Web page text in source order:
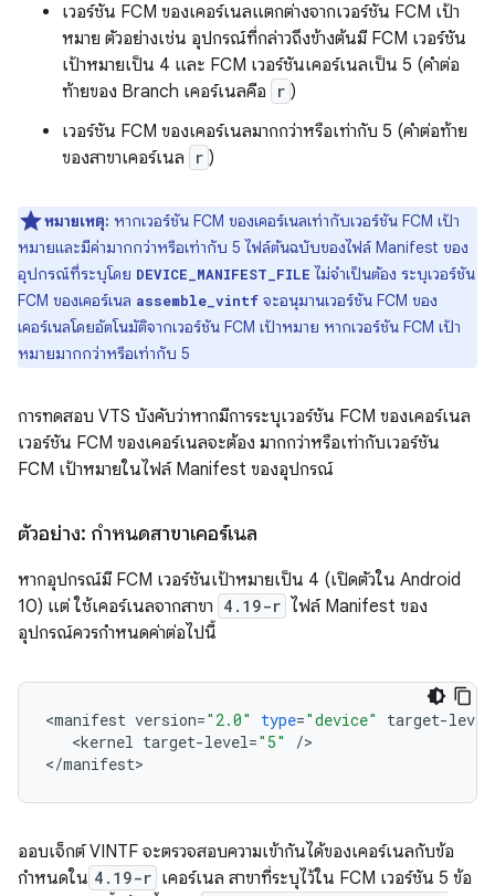
เวอร์ชัน FCM ของเคอร์เนลแตกต่างจากเวอร์ชัน FCM เป้า
หมาย ตัวอย่างเช่น อุปกรณ์ที่กล่าวถึงข้างต้นมี FCM เวอร์ชัน
เป้าหมายเป็น 4 และ FCM เวอร์ชันเคอร์เนลเป็น 5 (คำต่อ
ท้ายของ Branch เคอร์เนลคือ
r )
เวอร์ชัน FCM ของเคอร์เนลมากกว่าหรือเท่ากับ 5 (คำต่อท้าย
ของสาขาเคอร์เนล
r )
หมายเหตุ: หากเวอร์ชัน FCM ของเคอร์เนลเท่ากับเวอร์ชัน FCM เป้า
หมายและมีค่ามากกว่าหรือเท่ากับ 5 ไฟล์ต้นฉบับของไฟล์ Manifest ของ
อุปกรณ์ที่ระบุโดย DEVICE_MANIFEST_FILE ไม่จำเป็นต้อง ระบุเวอร์ชัน
FCM ของเคอร์เนล assemble_vintf จะอนุมานเวอร์ชัน FCM ของ
เคอร์เนลโดยอัตโนมัติจากเวอร์ชัน FCM เป้าหมาย หากเวอร์ชัน FCM เป้า
หมายมากกว่าหรือเท่ากับ 5
การทดสอบ VTS บังคับว่าหากมีการระบุเวอร์ชัน FCM ของเคอร์เนล
เวอร์ชัน FCM ของเคอร์เนลจะต้อง มากกว่าหรือเท่ากับเวอร์ชัน
FCM เป้าหมายในไฟล์ Manifest ของอุปกรณ์
ตัวอย่าง: กำหนดสาขาเคอร์เนล
หากอุปกรณ์มี FCM เวอร์ชันเป้าหมายเป็น 4 (เปิดตัวใน Android
10) แต่ ใช้เคอร์เนลจากสาขา 4.19-r ไฟล์ Manifest ของ
อุปกรณ์ควรกำหนดค่าต่อไปนี้
<manifest version="2.0" type="device" target-level
<kernel target-level="5" />
</manifest>
ออบเจ็กต์ VINTF จะตรวจสอบความเข้ากันได้ของเคอร์เนลกับข้อ
กำหนดใน 4.19-r เคอร์เนล สาขาที่ระบุไว้ใน FCM เวอร์ชัน 5 ข้อ